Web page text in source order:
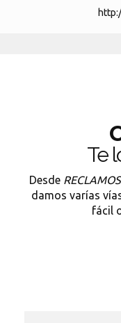
Te
Desde
damos varías
fácil